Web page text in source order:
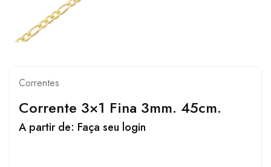
Correntes
Corrente 3×1 Fina 3mm. 45cm.
A partir de: Faça seu login